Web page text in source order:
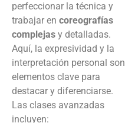
perfeccionar la técnica y
trabajar en coreografías
complejas y detalladas.
Aquí, la expresividad y la
interpretación personal son
elementos clave para
destacar y diferenciarse.
Las clases avanzadas
incluyen: